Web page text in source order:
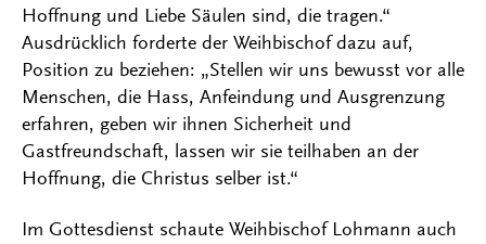
Hoffnung und Liebe Säulen sind, die tragen.“
Ausdrücklich forderte der Weihbischof dazu auf,
Position zu beziehen: „Stellen wir uns bewusst vor alle
Menschen, die Hass, Anfeindung und Ausgrenzung
erfahren, geben wir ihnen Sicherheit und
Gastfreundschaft, lassen wir sie teilhaben an der
Hoffnung, die Christus selber ist.“
Im Gottesdienst schaute Weihbischof Lohmann auch